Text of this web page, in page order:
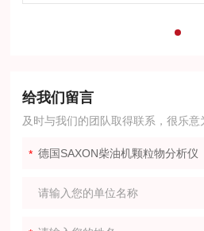
给我们留言
及时与我们的团队取得联系，很乐意